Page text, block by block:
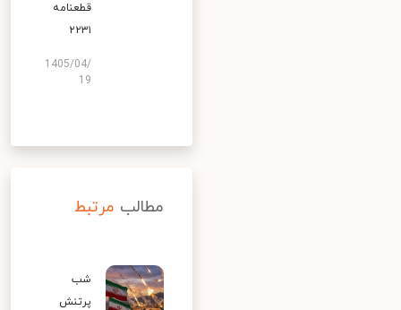
قطعنامه
۲۲۳۱
1405/04/
19
مطالب مرتبط
شب
پرتنش